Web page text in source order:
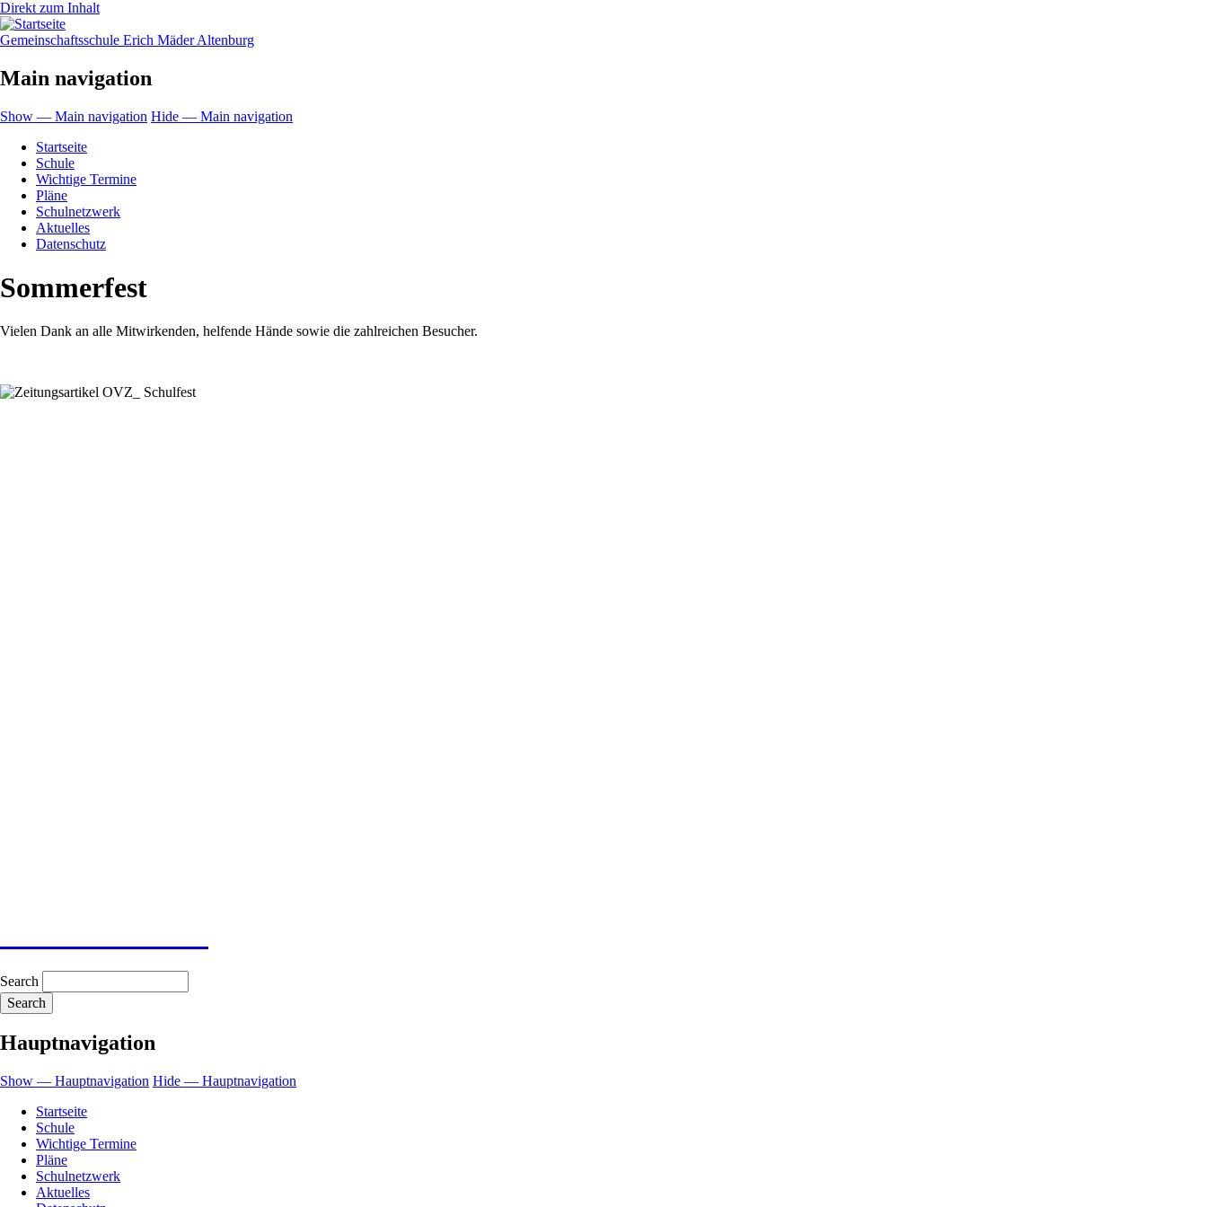
Direkt zum Inhalt
Gemeinschaftsschule Erich Mäder Altenburg
Main navigation
Show — Main navigation Hide — Main navigation
Startseite
Schule
Wichtige Termine
Pläne
Schulnetzwerk
Aktuelles
Datenschutz
Sommerfest
Vielen Dank an alle Mitwirkenden, helfende Hände sowie die zahlreichen Besucher.
Search
Hauptnavigation
Show — Hauptnavigation Hide — Hauptnavigation
Startseite
Schule
Wichtige Termine
Pläne
Schulnetzwerk
Aktuelles